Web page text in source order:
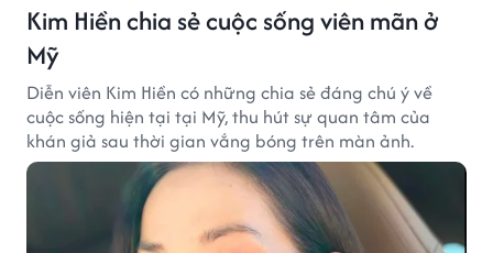
Kim Hiền chia sẻ cuộc sống viên mãn ở
Mỹ
Diễn viên Kim Hiền có những chia sẻ đáng chú ý về
cuộc sống hiện tại tại Mỹ, thu hút sự quan tâm của
khán giả sau thời gian vắng bóng trên màn ảnh.